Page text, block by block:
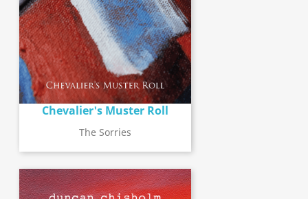
Chevalier's Muster Roll
The Sorries